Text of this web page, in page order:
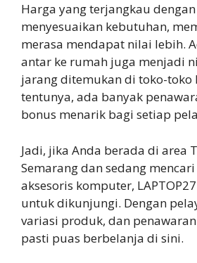
Harga yang terjangkau
menyesuaikan kebutuhan,
merasa mendapat nilai lebih.
antar ke rumah juga menjadi
jarang ditemukan di toko-toko
tentunya, ada banyak
bonus menarik bagi setiap
Jadi, jika Anda berada di area
Semarang dan sedang
aksesoris komputer,
untuk dikunjungi. Dengan
variasi produk, dan
pasti puas berbelanja di sini.